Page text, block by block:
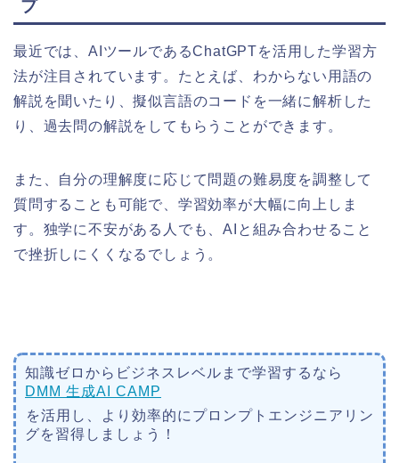
プ
最近では、AIツールであるChatGPTを活用した学習方
法が注目されています。たとえば、わからない用語の
解説を聞いたり、擬似言語のコードを一緒に解析した
り、過去問の解説をしてもらうことができます。
また、自分の理解度に応じて問題の難易度を調整して
質問することも可能で、学習効率が大幅に向上しま
す。独学に不安がある人でも、AIと組み合わせること
で挫折しにくくなるでしょう。
知識ゼロからビジネスレベルまで学習するなら
DMM 生成AI CAMP
を活用し、より効率的にプロンプトエンジニアリン
グを習得しましょう！